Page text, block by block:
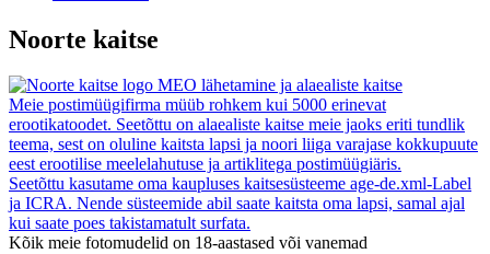
Noorte kaitse
MEO lähetamine ja alaealiste kaitse
Meie postimüügifirma müüb rohkem kui 5000 erinevat
erootikatoodet. Seetõttu on alaealiste kaitse meie jaoks eriti tundlik
teema, sest on oluline kaitsta lapsi ja noori liiga varajase kokkupuute
eest erootilise meelelahutuse ja artiklitega postimüügiäris.
Seetõttu kasutame oma kaupluses kaitsesüsteeme age-de.xml-Label
ja ICRA. Nende süsteemide abil saate kaitsta oma lapsi, samal ajal
kui saate poes takistamatult surfata.
Kõik meie fotomudelid on 18-aastased või vanemad